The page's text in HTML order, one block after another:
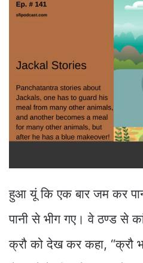
हुआ यूं कि एक बार जम कर
पानी से भीग गए। वे ठण्ड से
क्रौ को देख कर कहा, “क्रौ